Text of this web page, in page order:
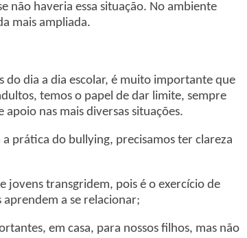
não haveria essa situação. No ambiente
mais ampliada.
do dia a dia escolar, é muito importante que
temos o papel de dar limite, sempre
nas mais diversas situações.
prática do bullying, precisamos ter clareza
jovens transgridem, pois é o exercício de
aprendem a se relacionar;
em casa, para nossos filhos, mas não